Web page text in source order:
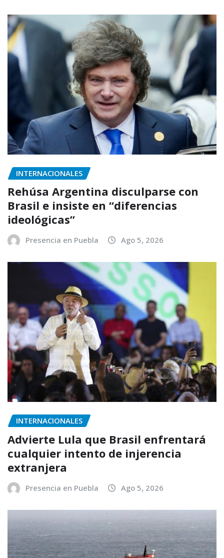
INTERNACIONALES
Rehúsa Argentina disculparse con
Brasil e insiste en “diferencias
ideológicas”
Presencia en Puebla Ago 5, 2026
INTERNACIONALES
Advierte Lula que Brasil enfrentará
cualquier intento de injerencia
extranjera
Presencia en Puebla Ago 5, 2026